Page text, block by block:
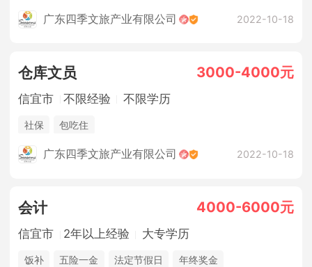
广东四季文旅产业有限公司 2022-10-18
仓库文员 3000-4000元
信宜市 不限经验 不限学历
社保 包吃住
广东四季文旅产业有限公司 2022-10-18
会计 4000-6000元
信宜市 2年以上经验 大专学历
饭补 五险一金 法定节假日 年终奖金